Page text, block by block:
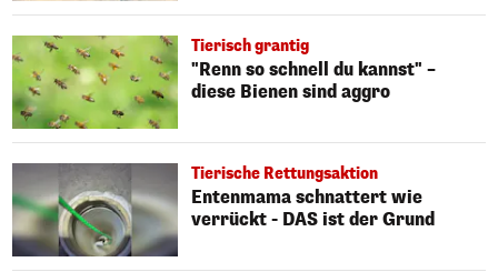
Tierisch grantig
"Renn so schnell du kannst" –
diese Bienen sind aggro
Tierische Rettungsaktion
Entenmama schnattert wie
verrückt - DAS ist der Grund